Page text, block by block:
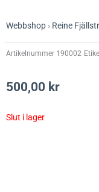
Webbshop › Reine
Artikelnummer 190002
500,00 kr
Slut i lager